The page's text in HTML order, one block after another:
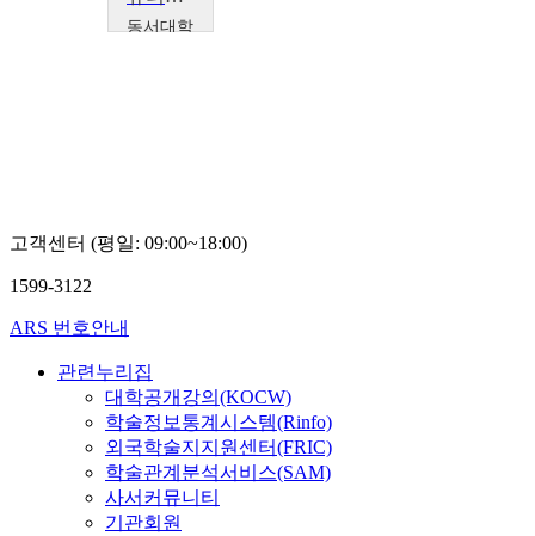
동서대학
고객센터 (평일: 09:00~18:00)
1599-3122
ARS 번호안내
관련누리집
대학공개강의(KOCW)
학술정보통계시스템(Rinfo)
외국학술지지원센터(FRIC)
학술관계분석서비스(SAM)
사서커뮤니티
기관회원